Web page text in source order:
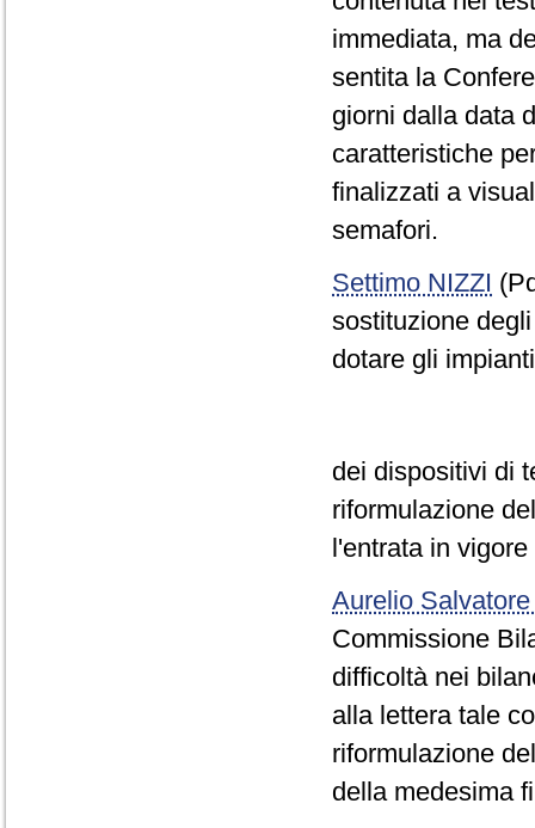
immediata, ma
sentita la
giorni dalla data
caratteristiche
finalizzati a
semafori.
Settimo NIZZI
sostituzione
dotare gli impianti
dei dispositivi di
riformulazione
l'entrata in
Aurelio
Commissione
difficoltà nei
alla lettera tale
riformulazione
della medesima